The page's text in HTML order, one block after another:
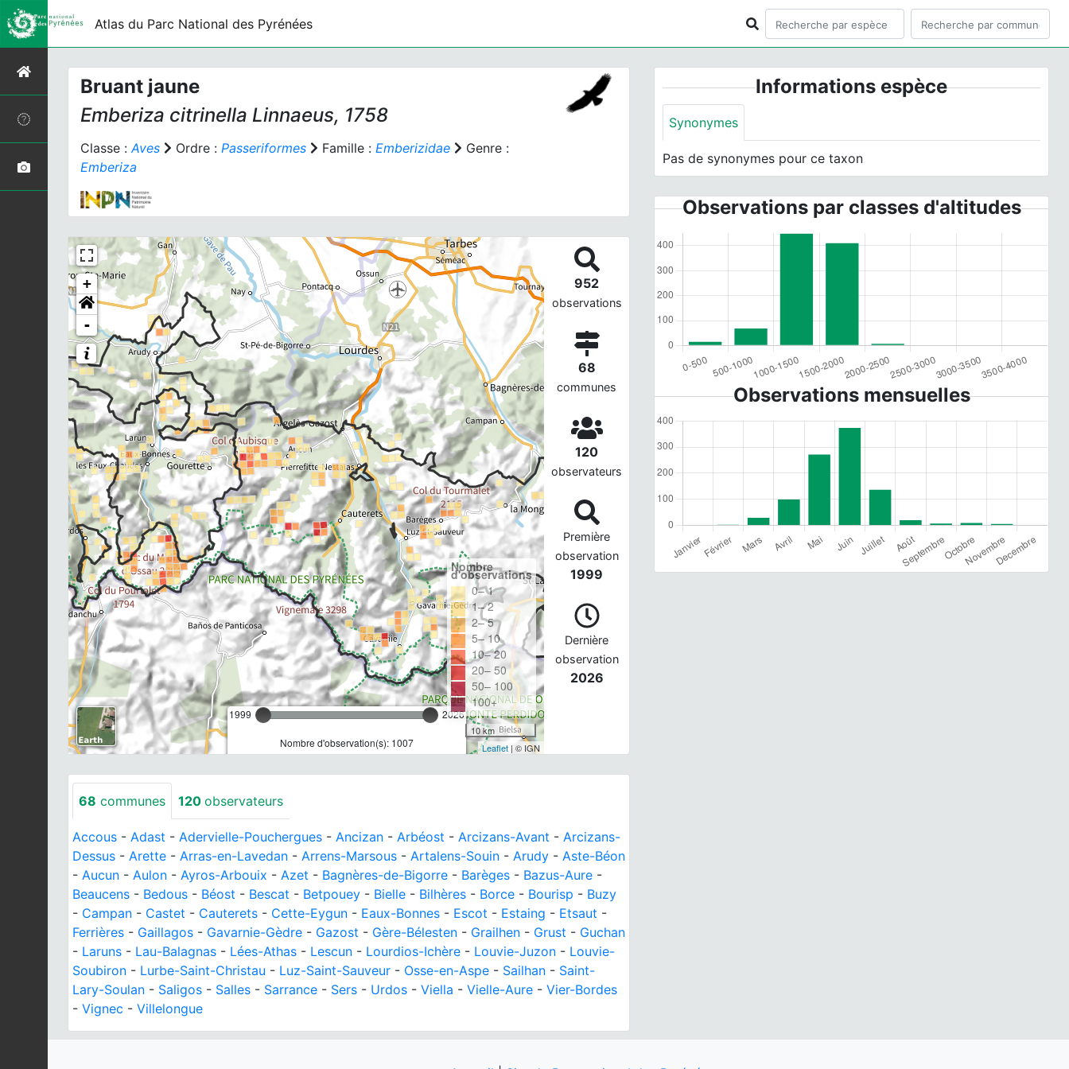
Atlas du Parc National des Pyrénées
Bruant jaune
Emberiza citrinella Linnaeus, 1758
Classe :Aves Ordre : Passeriformes Famille : Emberizidae
Genre :
Emberiza
+
-
1999 2026
Nombre d'observation(s): 1007
Nombre
d'observations
0– 1
1– 2
2– 5
5– 10
10– 20
20– 50
50– 100
100+
10 km
Leaflet| © IGN
952
observations
68
communes
120
observateurs
Première
observation
1999
Dernière
observation
2026
68 communes 120 observateurs
Accous - Adast - Adervielle-Pouchergues - Ancizan - Arbéost - Arcizans-Avant - Arcizans-
Dessus - Arette - Arras-en-Lavedan - Arrens-Marsous - Artalens-Souin - Arudy - Aste-Béon
- Aucun - Aulon - Ayros-Arbouix - Azet - Bagnères-de-Bigorre - Barèges - Bazus-Aure -
Beaucens - Bedous - Béost - Bescat - Betpouey - Bielle - Bilhères - Borce - Bourisp - Buzy
- Campan - Castet - Cauterets - Cette-Eygun - Eaux-Bonnes - Escot - Estaing - Etsaut -
Ferrières - Gaillagos - Gavarnie-Gèdre - Gazost - Gère-Bélesten - Grailhen - Grust - Guchan
- Laruns - Lau-Balagnas - Lées-Athas - Lescun - Lourdios-Ichère - Louvie-Juzon - Louvie-
Soubiron - Lurbe-Saint-Christau - Luz-Saint-Sauveur - Osse-en-Aspe - Sailhan - Saint-
Lary-Soulan - Saligos - Salles - Sarrance - Sers - Urdos - Viella - Vielle-Aure - Vier-Bordes
- Vignec - Villelongue
Informations espèce
Synonymes
Pas de synonymes pour ce taxon
Observations par classes d'altitudes
Observations mensuelles